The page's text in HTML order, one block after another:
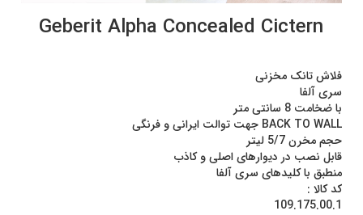
Geberit Alpha Concealed Cictern
فلاش تانک مخزنی
سری آلفا
با ضخامت 8 سانتی متر
BACK TO WALL جهت توالت ایرانی و فرنگی
حجم مخرن 5/7 لیتر
قابل نصب در دیوارهای اصلی و کاذب
منطبق با کلیدهای سری آلفا
کد کالا :
109.175.00.1